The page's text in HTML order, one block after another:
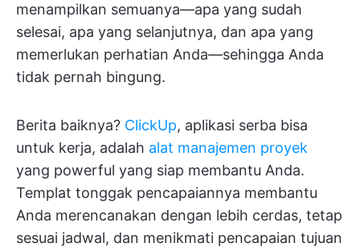
menampilkan semuanya—apa yang sudah
selesai, apa yang selanjutnya, dan apa yang
memerlukan perhatian Anda—sehingga Anda
tidak pernah bingung.
Berita baiknya? ClickUp, aplikasi serba bisa
untuk kerja, adalah alat manajemen proyek
yang powerful yang siap membantu Anda.
Templat tonggak pencapaiannya membantu
Anda merencanakan dengan lebih cerdas, tetap
sesuai jadwal, dan menikmati pencapaian tujuan